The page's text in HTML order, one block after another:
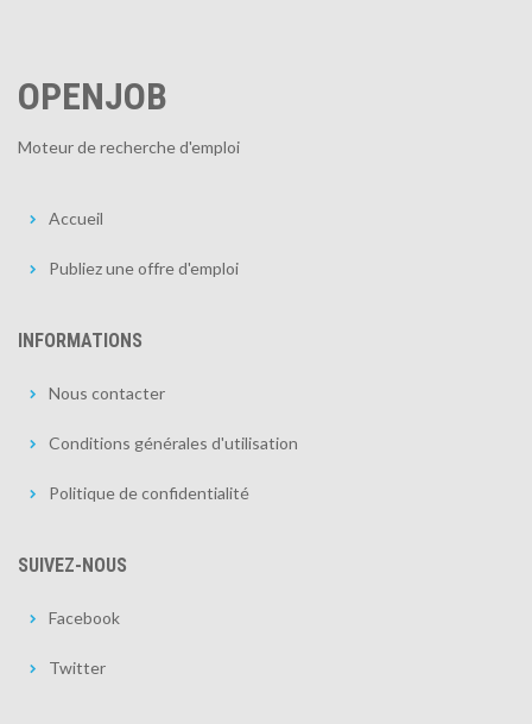
OPENJOB
Moteur de recherche d'emploi
Accueil
Publiez une offre d'emploi
INFORMATIONS
Nous contacter
Conditions générales d'utilisation
Politique de confidentialité
SUIVEZ-NOUS
Facebook
Twitter